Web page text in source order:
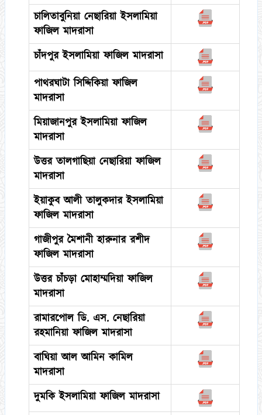
চালিতাবুনিয়া নেছারিয়া ইসলামিয়া
ফাজিল মাদরাসা
চাঁদপুর ইসলামিয়া ফাজিল মাদরাসা
পাথরঘাটা সিদ্দিকিয়া ফাজিল
মাদরাসা
মিয়াজানপুর ইসলামিয়া ফাজিল
মাদরাসা
উত্তর তালগাছিয়া নেছারিয়া ফাজিল
মাদরাসা
ইয়াকুব আলী তালুকদার ইসলামিয়া
ফাজিল মাদরাসা
গাজীপুর মৈশানী হারুনার রশীদ
ফাজিল মাদরাসা
উত্তর চাঁচড়া মোহাম্মদিয়া ফাজিল
মাদরাসা
রামারপোল ডি. এস. নেছারিয়া
রহমানিয়া ফাজিল মাদরাসা
বাঘিয়া আল আমিন কামিল
মাদরাসা
দুমকি ইসলামিয়া ফাজিল মাদরাসা